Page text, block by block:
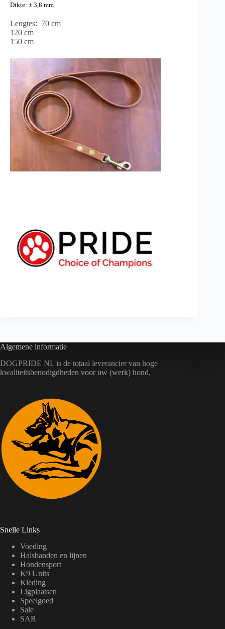
Dikte: ± 3,8 mm
Lengtes: 70 cm
120 cm
150 cm
Algemene informatie
DOGPRIDE NL is de totaal leverancier van hoge
kwaliteitsbenodigdheden voor uw (werk) hond.
Snelle Links
Voeding
Halsbanden en lijnen
Hondensport
K9 Units
Kleding
Ligplaatsen
Speelgoed
Sale
SAR